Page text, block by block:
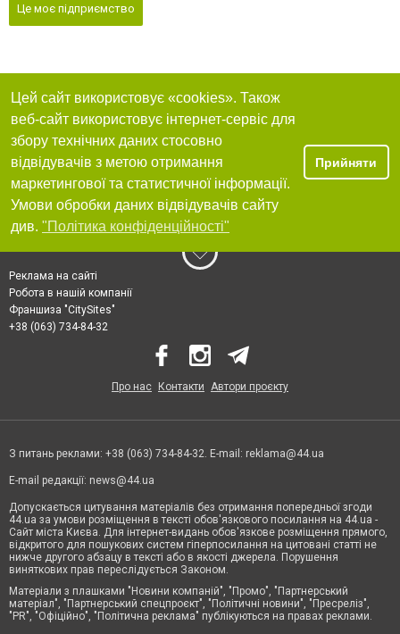
Це моє підприємство
Цей сайт використовує «cookies». Також
веб-сайт використовує інтернет-сервіс для
збору технічних даних стосовно
відвідувачів з метою отримання
маркетингової та статистичної інформації.
Умови обробки даних відвідувачів сайту
див. "Політика конфіденційності"
Прийняти
Реклама на сайті
Робота в нашій компанії
Франшиза "CitySites"
+38 (063) 734-84-32
Про нас Контакти Автори проєкту
З питань реклами: +38 (063) 734-84-32. E-mail: reklama@44.ua
E-mail редакції: news@44.ua
Допускається цитування матеріалів без отримання попередньої згоди
44.ua за умови розміщення в тексті обов'язкового посилання на 44.ua -
Сайт міста Києва. Для інтернет-видань обов'язкове розміщення прямого,
відкритого для пошукових систем гіперпосилання на цитовані статті не
нижче другого абзацу в тексті або в якості джерела. Порушення
виняткових прав переслідується Законом.
Матеріали з плашками "Новини компаній", "Промо", "Партнерський
матеріал", "Партнерський спецпроєкт", "Політичні новини", "Пресреліз",
"PR", "Офіційно", "Політична реклама" публікуються на правах реклами.